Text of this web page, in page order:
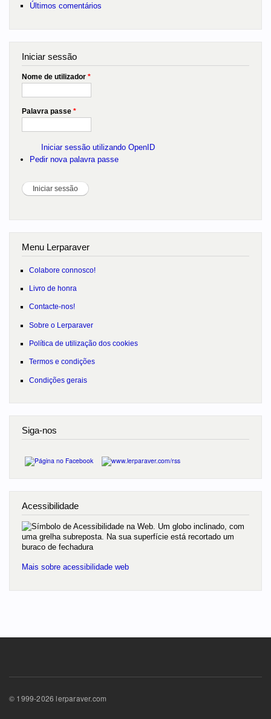
Últimos comentários
Iniciar sessão
Nome de utilizador *
Palavra passe *
Iniciar sessão utilizando OpenID
Pedir nova palavra passe
Menu Lerparaver
Colabore connosco!
Livro de honra
Contacte-nos!
Sobre o Lerparaver
Política de utilização dos cookies
Termos e condições
Condições gerais
Siga-nos
Acessibilidade
Mais sobre acessibilidade web
© 1999-2026 lerparaver.com